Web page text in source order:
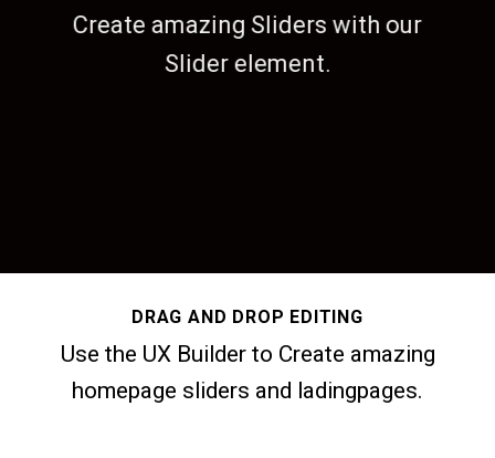
Create amazing Sliders with our
Slider element.
DRAG AND DROP EDITING
Use the UX Builder to Create amazing
homepage sliders and ladingpages.